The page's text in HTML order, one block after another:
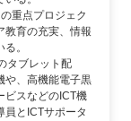
重点プロジェク
教育の充実、情報
。
タブレット配
や、高機能電子黒
ビスなどのICT機
員とICTサポータ